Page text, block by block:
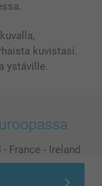
kuvistasi.
ystäville.
- France - Ireland